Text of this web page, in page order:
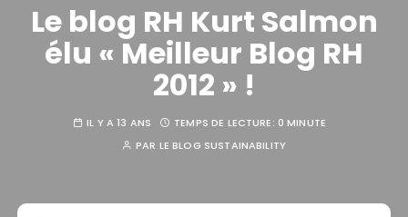
Le blog RH Kurt Salmon
élu « Meilleur Blog RH
2012 » !
IL Y A 13 ANS TEMPS DE LECTURE: 0 MINUTE
PAR LE BLOG SUSTAINABILITY